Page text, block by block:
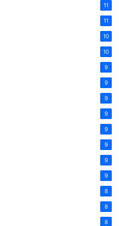
11
11
10
10
9
9
9
9
9
9
9
9
8
8
8